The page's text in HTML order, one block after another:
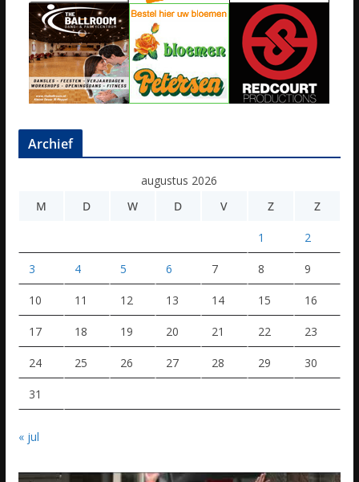
Archief
augustus 2026
M
D W D V Z Z
1 2
3 4 5 6 7 8 9
10 11 12 13 14 15 16
17 18 19 20 21 22 23
24 25 26 27 28 29 30
31
« jul